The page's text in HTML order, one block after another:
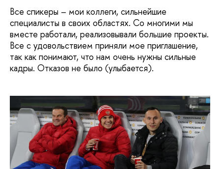
Все спикеры – мои коллеги, сильнейшие
специалисты в своих областях. Со многими мы
вместе работали, реализовывали большие проекты.
Все с удовольствием приняли мое приглашение,
так как понимают, что нам очень нужны сильные
кадры. Отказов не было (улыбается).